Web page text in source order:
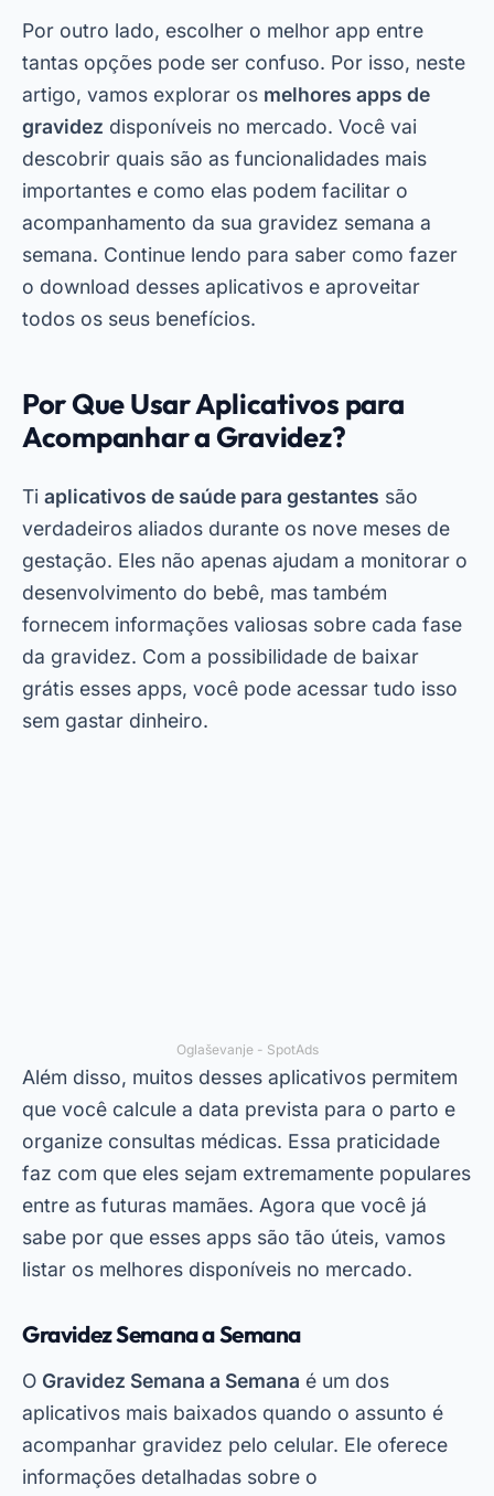
Por outro lado, escolher o melhor app entre
tantas opções pode ser confuso. Por isso, neste
artigo, vamos explorar os melhores apps de
gravidez disponíveis no mercado. Você vai
descobrir quais são as funcionalidades mais
importantes e como elas podem facilitar o
acompanhamento da sua gravidez semana a
semana. Continue lendo para saber como fazer
o download desses aplicativos e aproveitar
todos os seus benefícios.
Por Que Usar Aplicativos para
Acompanhar a Gravidez?
Ti aplicativos de saúde para gestantes são
verdadeiros aliados durante os nove meses de
gestação. Eles não apenas ajudam a monitorar o
desenvolvimento do bebê, mas também
fornecem informações valiosas sobre cada fase
da gravidez. Com a possibilidade de baixar
grátis esses apps, você pode acessar tudo isso
sem gastar dinheiro.
Gravidez Semana a Semana
OGravidez Semana a Semanaé um dos
aplicativos mais baixados quando o assunto é
acompanhar gravidez pelo celular. Ele oferece
informações detalhadas sobre o
desenvolvimento do bebê em cada etapa da
gestação. Desde o primeiro trimestre até o
enciclopédia digital.
Para baixar esse aplicativo, basta acessar a
PlayStore e clicar em “baixar agora”. Ele é
totalmente gratuito e fácil de usar. Além disso, o
app inclui dicas de alimentação, exercícios